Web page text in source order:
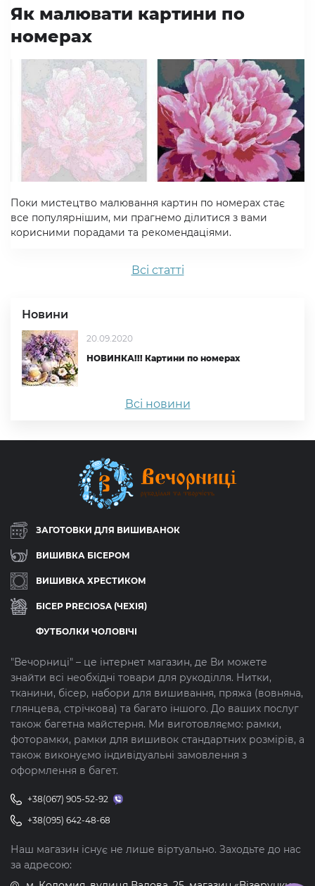
Як малювати картини по
номерах
Поки мистецтво малювання картин по номерах стає
все популярнішим, ми прагнемо ділитися з вами
корисними порадами та рекомендаціями.
Всi статтi
Новини
20.09.2020
НОВИНКА!!! Картини по номерах
Всі новини
ЗАГОТОВКИ ДЛЯ ВИШИВАНОК
ВИШИВКА БІСЕРОМ
ВИШИВКА ХРЕСТИКОМ
БІСЕР PRECIOSA (ЧЕХІЯ)
ФУТБОЛКИ ЧОЛОВІЧІ
"Вечорниці" – це інтернет магазин, де Ви можете
знайти всі необхідні товари для рукоділля. Нитки,
тканини, бісер, набори для вишивання, пряжа (вовняна,
глянцева, стрічкова) та багато іншого. До ваших послуг
також багетна майстерня. Ми виготовляємо: рамки,
фоторамки, рамки для вишивок стандартних розмірів, а
також виконуємо індивідуальні замовлення з
оформлення в багет.
+38(067) 905-52-92
+38(095) 642-48-68
Наш магазин існує не лише віртуально. Заходьте до нас
за адресою: